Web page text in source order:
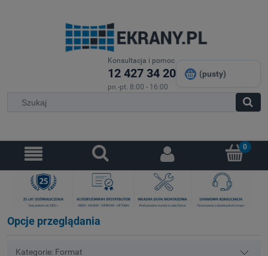
Konsultacja i pomoc
12 427 34 20
pn.-pt. 8:00 - 16:00
(pusty)
Opcje przeglądania
Kategorie: Format